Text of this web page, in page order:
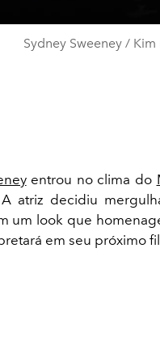
Sydney Sweeney /
entrou no clima do
A atriz decidiu
um look que
em seu próximo